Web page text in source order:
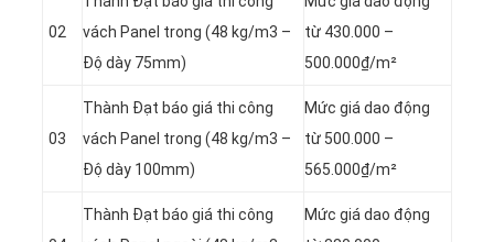
02
vách Panel trong (48 kg/m3 –
Độ dày 75mm)
từ 430.000 –
500.000₫/m²
03
Thành Đạt báo giá thi công
vách Panel trong (48 kg/m3 –
Độ dày 100mm)
Mức giá dao động
từ 500.000 –
565.000₫/m²
Thành Đạt báo giá thi công
Mức giá dao động